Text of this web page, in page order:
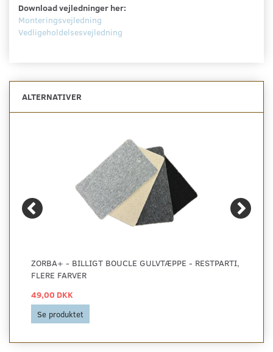
Download vejledninger her:
Monteringsvejledning
Vedligeholdelsesvejledning
ALTERNATIVER
ZORBA+ - BILLIGT BOUCLE GULVTÆPPE - RESTPARTI,
FLERE FARVER
49,00 DKK
Se produktet